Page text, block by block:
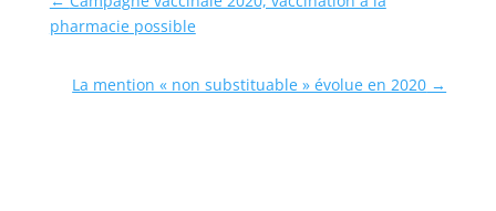
pharmacie possible
La mention « non substituable » évolue en 2020 →